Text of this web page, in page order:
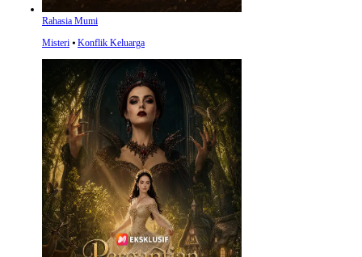
Rahasia Mumi
Misteri ⦁ Konflik Keluarga